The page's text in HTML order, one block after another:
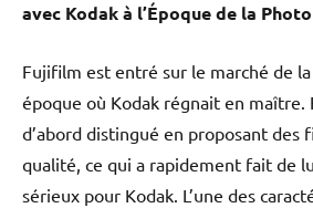
avec Kodak à l’Époque de la
Fujifilm est entré sur le marché de
époque où Kodak régnait en maître.
d’abord distingué en proposant des
qualité, ce qui a rapidement fait de
sérieux pour Kodak. L’une des